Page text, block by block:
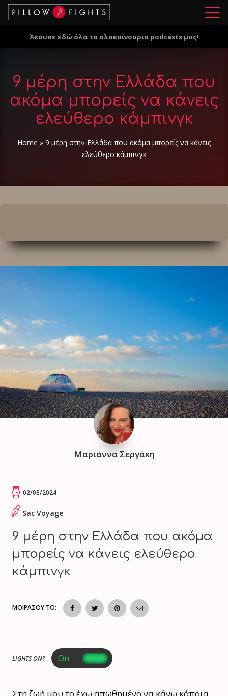
Μ
ο
Άκουσε εδώ όλα τα ολοκαίνουρια podcasts μας!
9 μέρη στην Ελλάδα που
ακόμα μπορείς να κάνεις
ελεύθερο κάμπινγκ
Home » 9 μέρη στην Ελλάδα που ακόμα μπορείς να κάνεις
ελεύθερο κάμπινγκ
Μαριάννα Σεργάκη
02/08/2024
Sac Voyage
9 μέρη στην Ελλάδα που ακόμα
μπορείς να κάνεις ελεύθερο
κάμπινγκ
ΜΟΙΡΑΣΟΥ ΤΟ:
LIGHTS ON?